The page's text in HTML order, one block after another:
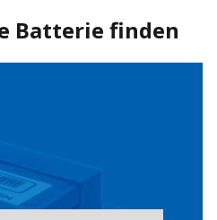
Batterie finden